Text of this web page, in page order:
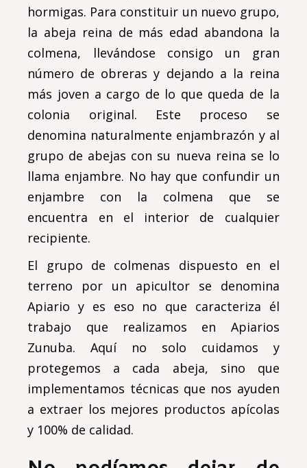
hormigas. Para constituir un nuevo grupo,
la abeja reina de más edad abandona la
colmena, llevándose consigo un gran
número de obreras y dejando a la reina
más joven a cargo de lo que queda de la
colonia original. Este proceso se
denomina naturalmente enjambrazón y al
grupo de abejas con su nueva reina se lo
llama enjambre. No hay que confundir un
enjambre con la colmena que se
encuentra en el interior de cualquier
recipiente.
El grupo de colmenas dispuesto en el
terreno por un apicultor se denomina
Apiario y es eso no que caracteriza él
trabajo que realizamos en Apiarios
Zunuba. Aquí no solo cuidamos y
protegemos a cada abeja, sino que
implementamos técnicas que nos ayuden
a extraer los mejores productos apícolas
y 100% de calidad.